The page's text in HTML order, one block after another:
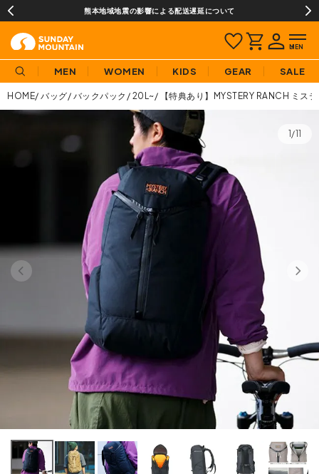
¥3,980(税込)以上のご購入で送料無料!
MEN WOMEN KIDS GEAR SALE
HOME バッグ バックパック 20L~ 【特典あり】MYSTERY RANCH ミス
1/11